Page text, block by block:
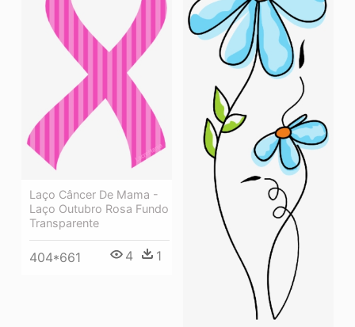
Laço Câncer De Mama -
Laço Outubro Rosa Fundo
Transparente
404*661 4 1